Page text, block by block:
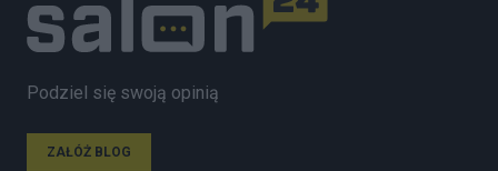
Podziel się swoją opinią
ZAŁÓŻ BLOG